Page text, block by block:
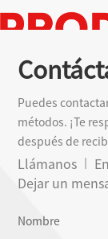
Puedes
métodos. ¡Te
después de
Llámanos
Dejar un